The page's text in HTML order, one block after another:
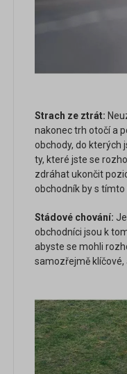
Strach ze ztrát:
nakonec trh otočí a
obchody, do kterých
ty, které jste se
zdráhat ukončit
obchodník by s tímto
Stádové chování:
obchodníci jsou k
abyste se mohli
samozřejmě klíčové,